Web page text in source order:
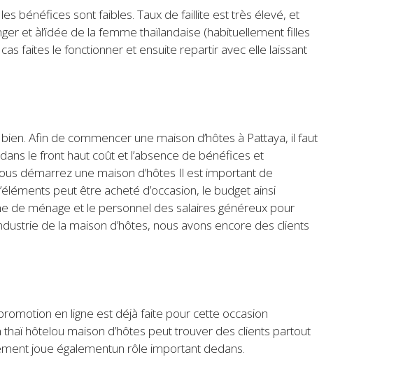
bénéfices sont faibles. Taux de faillite est très élevé, et
et àl’idée de la femme thaïlandaise (habituellement filles
faites le fonctionner et ensuite repartir avec elle laissant
Afin de commencer une maison d’hôtes à Pattaya, il faut
le front haut coût et l’absence de bénéfices et
démarrez une maison d’hôtes Il est important de
peut être acheté d’occasion, le budget ainsi
de ménage et le personnel des salaires généreux pour
de la maison d’hôtes, nous avons encore des clients
en ligne est déjà faite pour cette occasion
hôtelou maison d’hôtes peut trouver des clients partout
joue égalementun rôle important dedans.